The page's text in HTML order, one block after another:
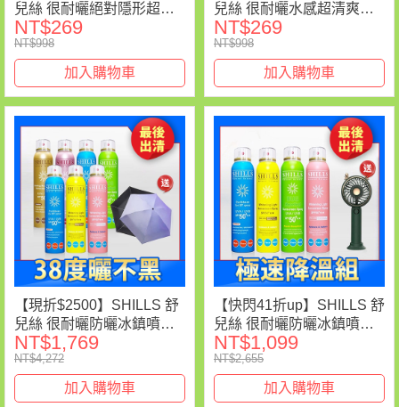
兒絲 很耐曬絕對隱形超水
感防曬凝乳*2 (售價已折)
NT$269
NT$998
加入購物車
兒絲 很耐曬水感超清爽美
容液防曬凝乳*2(售價已折)
NT$269
NT$998
加入購物車
【現折$2500】SHILLS 舒
兒絲 很耐曬防曬冰鎮噴霧7
入(任選)送「抗UV遮陽傘
(隨機)」（共8件）
NT$1,769
NT$4,272
加入購物車
【快閃41折up】SHILLS 舒
兒絲 很耐曬防曬冰鎮噴霧4
入(任選)送「手持電風*1(隨
機款)」-小明星大跟班推薦
NT$1,099
NT$2,655
加入購物車